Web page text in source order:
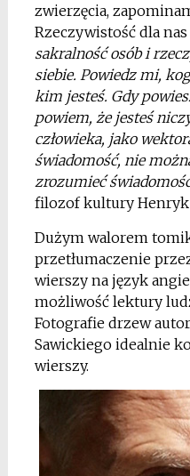
zwierzęcia,
Rzeczywistość dla nas
sakralność osób i
siebie. Powiedz mi,
kim jesteś. Gdy
powiem, że jesteś
człowieka, jako
świadomość, nie
zrozumieć
filozof kultury
Dużym walorem
przetłumaczenie
wierszy na język
możliwość lektury
Fotografie drzew
Sawickiego idealnie
wierszy.